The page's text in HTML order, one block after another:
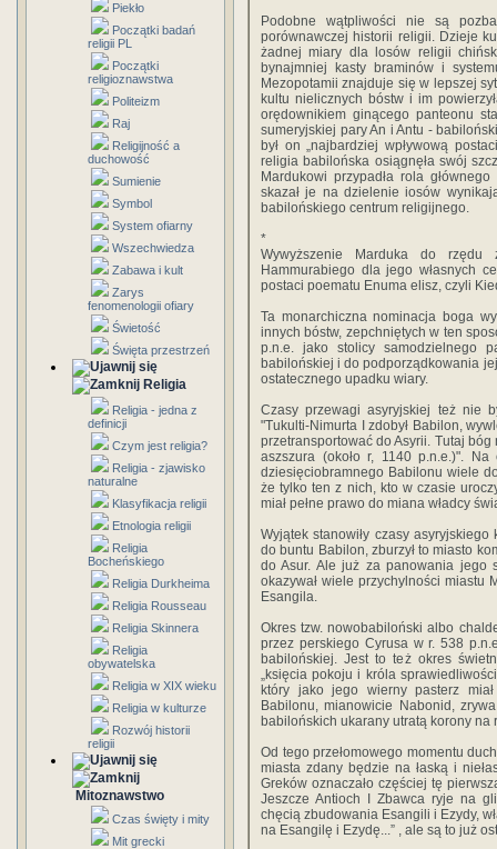
Piekło
Początki badań
religii PL
Początki
religioznawstwa
Politeizm
Raj
Religijność a
duchowość
Sumienie
Symbol
System ofiarny
Wszechwiedza
Zabawa i kult
Zarys
fenomenologii ofiary
Świetość
Święta przestrzeń
Religia
Religia - jedna z
definicji
Czym jest religia?
Religia - zjawisko
naturalne
Klasyfikacja religii
Etnologia religii
Religia
Bocheńskiego
Religia Durkheima
Religia Rousseau
Religia Skinnera
Religia
obywatelska
Religia w XIX wieku
Religia w kulturze
Rozwój historii
religii
Mitoznawstwo
Czas święty i mity
Mit grecki
Podobne wątpliwości nie są
porównawczej historii religii. Dzieje
żadnej miary dla losów religii
bynajmniej kasty braminów i
Mezopotamii znajduje się w lepszej
kultu nielicznych bóstw i im
orędownikiem ginącego panteonu
sumeryjskiej pary An i Antu -
był on „najbardziej wpływową
religia babilońska osiągnęła swój
Mardukowi przypadła rola
skazał je na dzielenie iosów
babilońskiego centrum religijnego.
*
Wywyższenie Marduka do rzędu
Hammurabiego dla jego własnych
postaci poematu Enuma elisz, czyli
Ta monarchiczna nominacja boga
innych bóstw, zepchniętych w ten
p.n.e. jako stolicy samodzielnego
babilońskiej i do podporządkowania
ostatecznego upadku wiary.
Czasy przewagi asyryjskiej też nie
"Tukulti-Nimurta I zdobył Babilon,
przetransportować do Asyrii. Tutaj
aszszura (około r, 1140 p.n.e.)". Na
dziesięciobramnego Babilonu wiele
że tylko ten z nich, kto w czasie
miał pełne prawo do miana władcy
Wyjątek stanowiły czasy
do buntu Babilon, zburzył to miasto
do Asur. Ale już za panowania jego
okazywał wiele przychylności miastu
Esangila.
Okres tzw. nowobabiloński albo
przez perskiego Cyrusa w r. 538
babilońskiej. Jest to też okres
„księcia pokoju i króla
który jako jego wierny pasterz
Babilonu, mianowicie Nabonid,
babilońskich ukarany utratą korony
Od tego przełomowego momentu
miasta zdany będzie na łaską i
Greków oznaczało częściej tę
Jeszcze Antioch I Zbawca ryje na
chęcią zbudowania Esangili i Ezydy,
na Esangilę i Ezydę...” , ale są to już